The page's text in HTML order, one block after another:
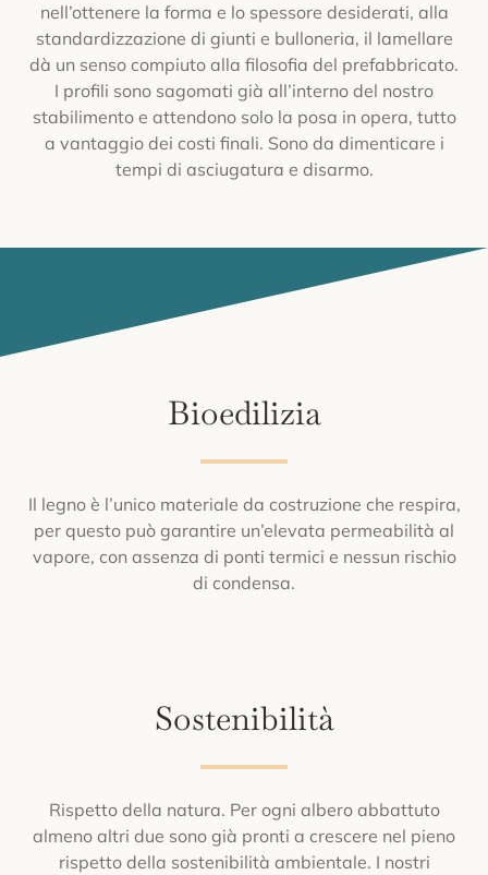
nell’ottenere la forma e lo spessore desiderati, alla
standardizzazione di giunti e bulloneria, il lamellare
dà un senso compiuto alla filosofia del prefabbricato.
I profili sono sagomati già all’interno del nostro
stabilimento e attendono solo la posa in opera, tutto
a vantaggio dei costi finali. Sono da dimenticare i
tempi di asciugatura e disarmo.
Bioedilizia
Il legno è l’unico materiale da costruzione che respira,
per questo può garantire un’elevata permeabilità al
vapore, con assenza di ponti termici e nessun rischio
di condensa.
Sostenibilità
Rispetto della natura. Per ogni albero abbattuto
almeno altri due sono già pronti a crescere nel pieno
rispetto della sostenibilità ambientale. I nostri